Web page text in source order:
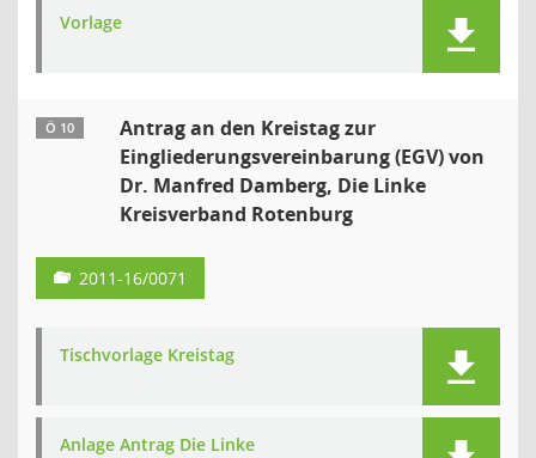
Vorlage
Ö 10
Antrag an den Kreistag zur
Eingliederungsvereinbarung (EGV) von
Dr. Manfred Damberg, Die Linke
Kreisverband Rotenburg
2011-16/0071
Tischvorlage Kreistag
Anlage Antrag Die Linke